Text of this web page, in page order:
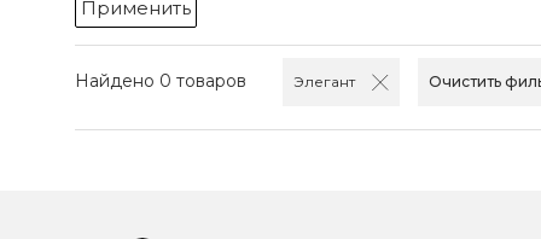
Найдено 0 товаров Элегант Очистить
Применить